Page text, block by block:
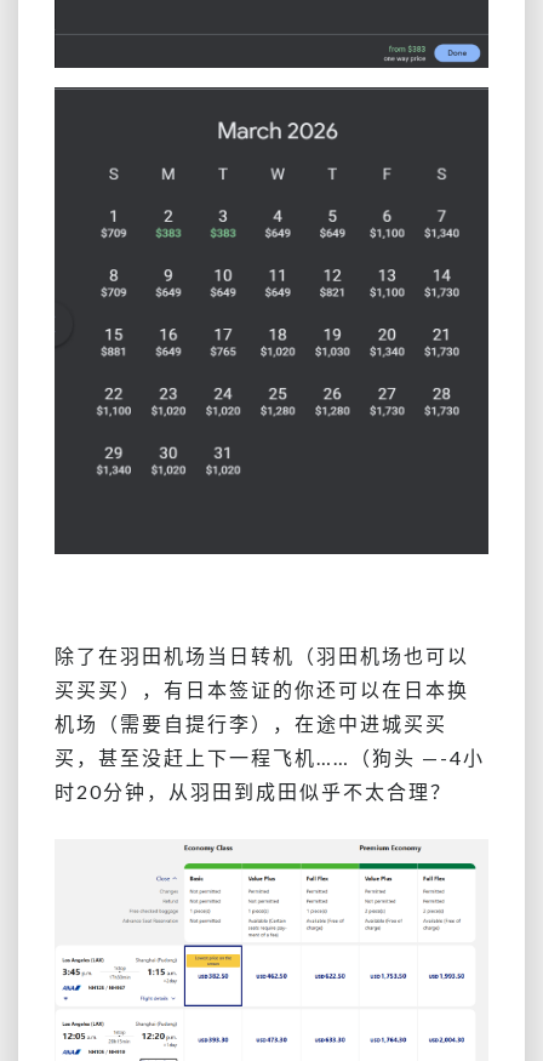
除了在羽田机场当日转机（羽田机场也可以
买买买），有日本签证的你还可以在日本换
机场（需要自提行李），在途中进城买买
买，甚至没赶上下一程飞机……（狗头 —-4小
时20分钟，从羽田到成田似乎不太合理？